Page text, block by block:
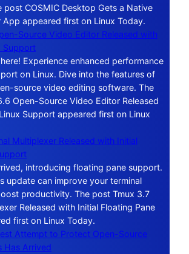
post COSMIC Desktop Gets a Native
App appeared first on Linux Today.
Source Video Editor Released with
Support
Experience enhanced performance
on Linux. Dive into the features of
source video editing software. The
Open-Source Video Editor Released
Support appeared first on Linux
Multiplexer Released with Initial
introducing floating pane support.
update can improve your terminal
productivity. The post Tmux 3.7
Released with Initial Floating Pane
first on Linux Today.
Attempt to Protect Open-Source
Has Arrived